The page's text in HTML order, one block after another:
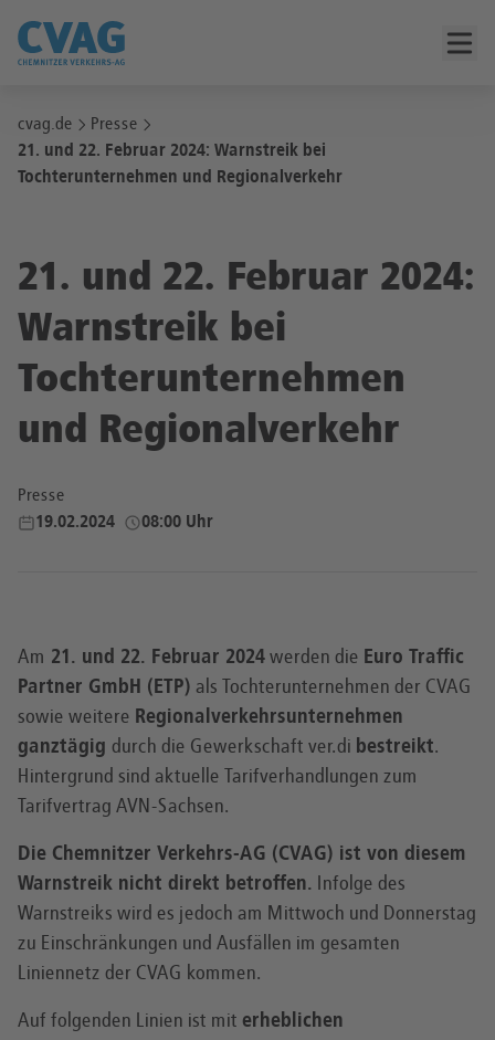
cvag.de
Presse
21. und 22. Februar 2024: Warnstreik bei
Tochterunternehmen und Regionalverkehr
21. und 22. Februar 2024:
Warnstreik bei
Tochterunternehmen
und Regionalverkehr
Presse
19.02.2024
08:00 Uhr
Am 21. und 22. Februar 2024 werden die Euro Traffic
Partner GmbH (ETP) als Tochterunternehmen der CVAG
sowie weitere Regionalverkehrsunternehmen
ganztägig durch die Gewerkschaft ver.di bestreikt.
Hintergrund sind aktuelle Tarifverhandlungen zum
Tarifvertrag AVN-Sachsen.
Die Chemnitzer Verkehrs-AG (CVAG) ist von diesem
Warnstreik nicht direkt betroffen. Infolge des
Warnstreiks wird es jedoch am Mittwoch und Donnerstag
zu Einschränkungen und Ausfällen im gesamten
Liniennetz der CVAG kommen.
Auf folgenden Linien ist mit erheblichen